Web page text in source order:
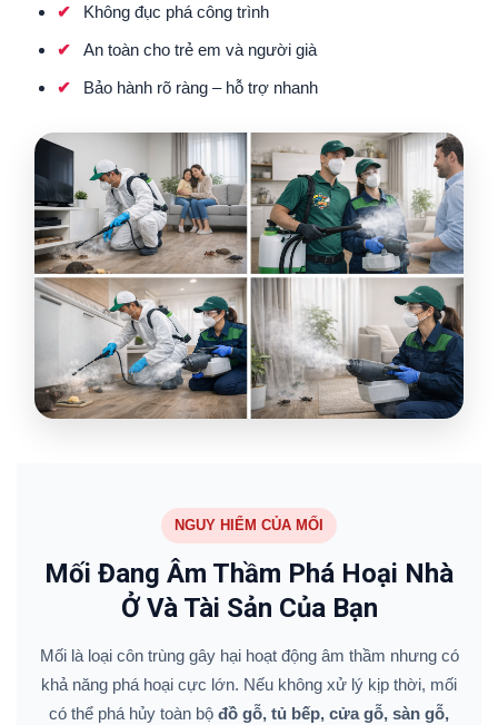
Không đục phá công trình
An toàn cho trẻ em và người già
Bảo hành rõ ràng – hỗ trợ nhanh
NGUY HIỂM CỦA MỐI
Mối Đang Âm Thầm Phá Hoại Nhà
Ở Và Tài Sản Của Bạn
Mối là loại côn trùng gây hại hoạt động âm thầm nhưng có
khả năng phá hoại cực lớn. Nếu không xử lý kịp thời, mối
có thể phá hủy toàn bộ đồ gỗ, tủ bếp, cửa gỗ, sàn gỗ,